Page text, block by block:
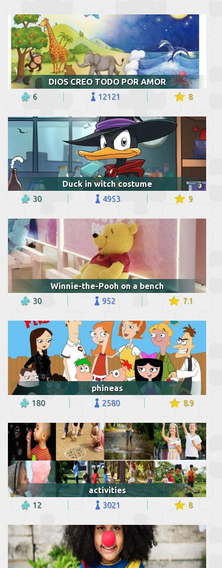
DIOS CREO TODO POR AMOR
6 12121 8
Duck in witch costume
30 4953 9
Winnie-the-Pooh on a bench
30 952 7.1
phineas
180 2580 8.9
activities
12 3021 8